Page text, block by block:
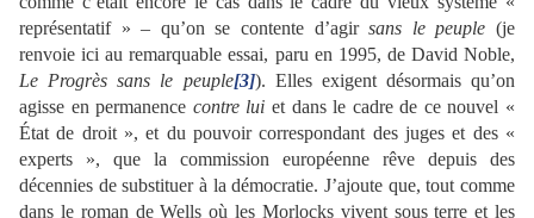
représentatif » – qu’on se contente d’agirsans le peuple(je
renvoie ici au remarquable essai, paru en 1995, de David Noble,
Le Progrès sans le peuple[3]). Elles exigent désormais qu’on
agisse en permanence contre lui et dans le cadre de ce nouvel «
État de droit », et du pouvoir correspondant des juges et des «
experts », que la commission européenne rêve depuis des
décennies de substituer à la démocratie. J’ajoute que, tout comme
dans le roman de Wells où les Morlocks vivent sous terre et les